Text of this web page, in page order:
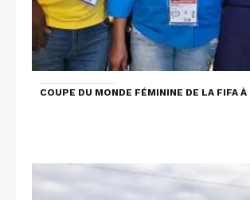
COUPE DU MONDE FÉMININE DE LA FIFA À